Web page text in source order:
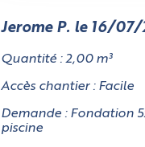
Jerome P. le 16/07/
Quantité : 2,00 m³
Accès chantier : Facile
Demande : Fondation
piscine